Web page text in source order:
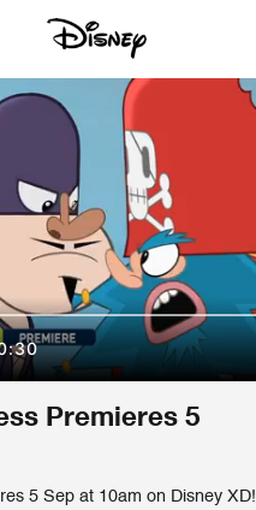
Premieres 5
5 Sep at 10am on Disney XD!